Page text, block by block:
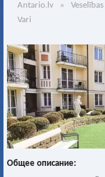
Antario.lv »
Vari
Общее описание: